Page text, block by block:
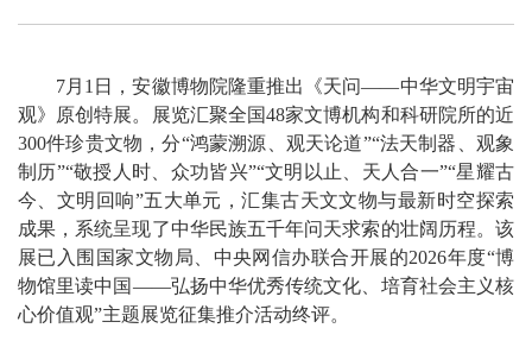
7月1日，安徽博物院隆重推出《天问——中华文明宇宙
观》原创特展。展览汇聚全国48家文博机构和科研院所的近
300件珍贵文物，分“鸿蒙溯源、观天论道”“法天制器、观象
制历”“敬授人时、众功皆兴”“文明以止、天人合一”“星耀古
今、文明回响”五大单元，汇集古天文文物与最新时空探索
成果，系统呈现了中华民族五千年问天求索的壮阔历程。该
展已入围国家文物局、中央网信办联合开展的2026年度“博
物馆里读中国——弘扬中华优秀传统文化、培育社会主义核
心价值观”主题展览征集推介活动终评。